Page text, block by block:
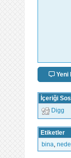
Yeni
İçeriği
Digg
Etiketler
bina